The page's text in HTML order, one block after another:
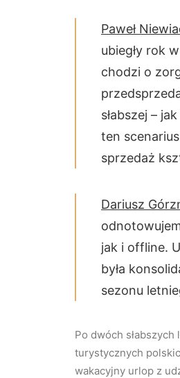
Paweł
ubiegły rok
chodzi o
słabszej –
ten
sprzedaż
Dariusz
jak i offline.
była
sezonu
Po dwóch
turystycznych
wakacyjny urlop z